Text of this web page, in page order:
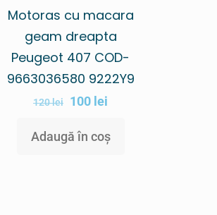
Motoras cu macara
geam dreapta
Peugeot 407 COD-
9663036580 9222Y9
120lei 100 lei
Adaugă în coș